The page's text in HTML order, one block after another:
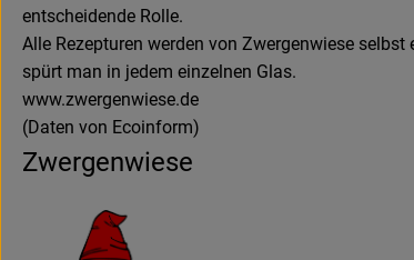
entscheidende Rolle.
Alle Rezepturen werden von Zwergenwiese
spürt man in jedem einzelnen Glas.
www.zwergenwiese.de
(Daten von Ecoinform)
Zwergenwiese